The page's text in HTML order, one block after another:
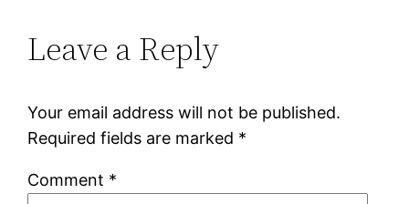
Leave a Reply
Your email address will not be published.
Required fields are marked *
Comment *